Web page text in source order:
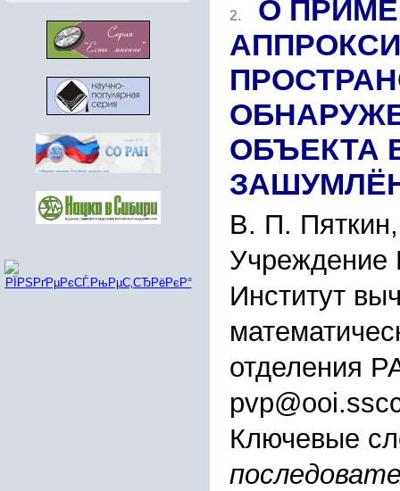
2.
О
ОБЪЕКТА
В. П.
Учреждение
Институт
отделения
Ключевые